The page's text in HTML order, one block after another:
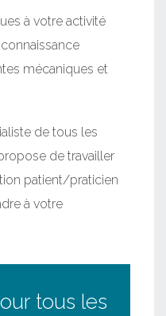
à votre activité
mécaniques et
de tous les
de travailler
patient/praticien
à votre
tous les